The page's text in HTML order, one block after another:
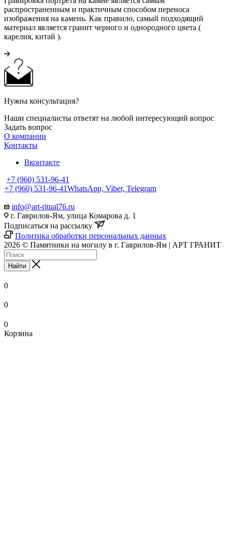
распространенным и практичным способом переноса
изображения на камень. Как правило, самый подходящий
материал является гранит черного и однородного цвета (
карелия, китай ).
Нужна консультация?
Наши специалисты ответят на любой интересующий вопрос
Задать вопрос
О компании
Контакты
Вконтакте
+7 (960) 531-96-41
+7 (960) 531-96-41WhatsApp, Viber, Telegram
info@art-ritual76.ru
г. Гаврилов-Ям, улица Комарова д. 1
Подписаться на рассылку
Политика обработки персональных данных
2026 © Памятники на могилу в г. Гаврилов-Ям | АРТ ГРАНИТ
Найти
0
0
0
Корзина